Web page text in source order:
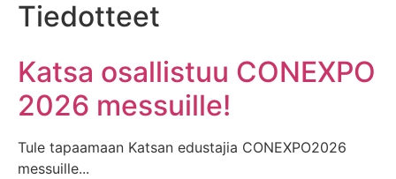
Tiedotteet
Katsa osallistuu CONEXPO
2026 messuille!
Tule tapaamaan Katsan edustajia CONEXPO2026
messuille...